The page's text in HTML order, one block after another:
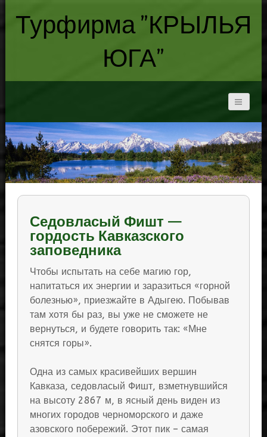
Турфирма "КРЫЛЬЯ
ЮГА"
Седовласый Фишт —
гордость Кавказского
заповедника
Чтобы испытать на себе магию гор,
напитаться их энергии и заразиться «горной
болезнью», приезжайте в Адыгею. Побывав
там хотя бы раз, вы уже не сможете не
вернуться, и будете говорить так: «Мне
снятся горы».
Одна из самых красивейших вершин
Кавказа, седовласый Фишт, взметнувшийся
на высоту 2867 м, в ясный день виден из
многих городов черноморского и даже
азовского побережий. Этот пик – самая